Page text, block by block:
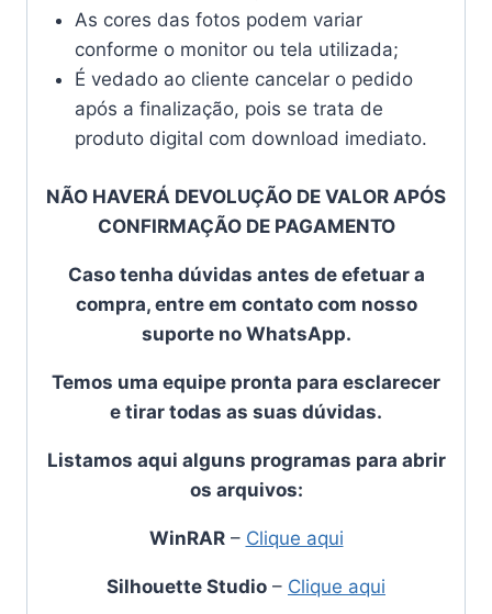
As cores das fotos podem variar
conforme o monitor ou tela utilizada;
É vedado ao cliente cancelar o pedido
após a finalização, pois se trata de
produto digital com download imediato.
NÃO HAVERÁ DEVOLUÇÃO DE VALOR APÓS
CONFIRMAÇÃO DE PAGAMENTO
Caso tenha dúvidas antes de efetuar a
compra, entre em contato com nosso
suporte no WhatsApp.
Temos uma equipe pronta para esclarecer
e tirar todas as suas dúvidas.
Listamos aqui alguns programas para abrir
os arquivos:
WinRAR– Clique aqui
Silhouette Studio – Clique aqui